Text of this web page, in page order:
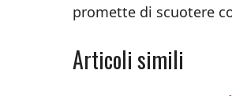
promette di scuotere
Articoli simili